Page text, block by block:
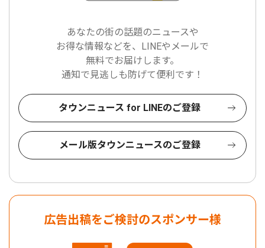
あなたの街の話題のニュースや
お得な情報などを、LINEやメールで
無料でお届けします。
通知で見逃しも防げて便利です！
タウンニュース for LINEのご登録
メール版タウンニュースのご登録
広告出稿をご検討のスポンサー様